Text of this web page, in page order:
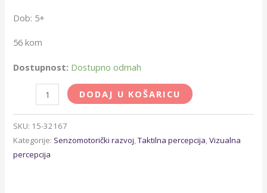
Dob: 5+
56 kom
Dostupnost: Dostupno odmah
DODAJ U KOŠARICU
SKU: 15-32167
Kategorije: Senzomotorički razvoj ,Taktilna percepcija ,Vizualna
percepcija